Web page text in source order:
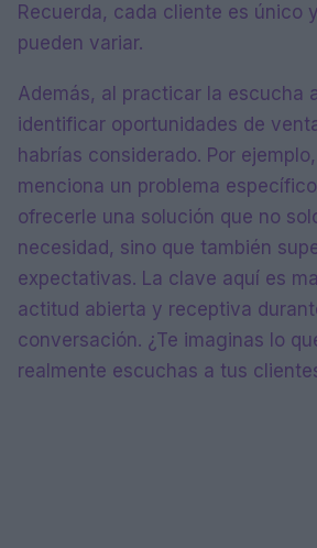
Recuerda, cada cliente es único
pueden variar.
Además, al practicar la escucha
identificar oportunidades de
habrías considerado. Por
menciona un problema
ofrecerle una solución que no
necesidad, sino que también
expectativas. La clave aquí es
actitud abierta y receptiva
conversación. ¿Te imaginas lo
realmente escuchas a tus